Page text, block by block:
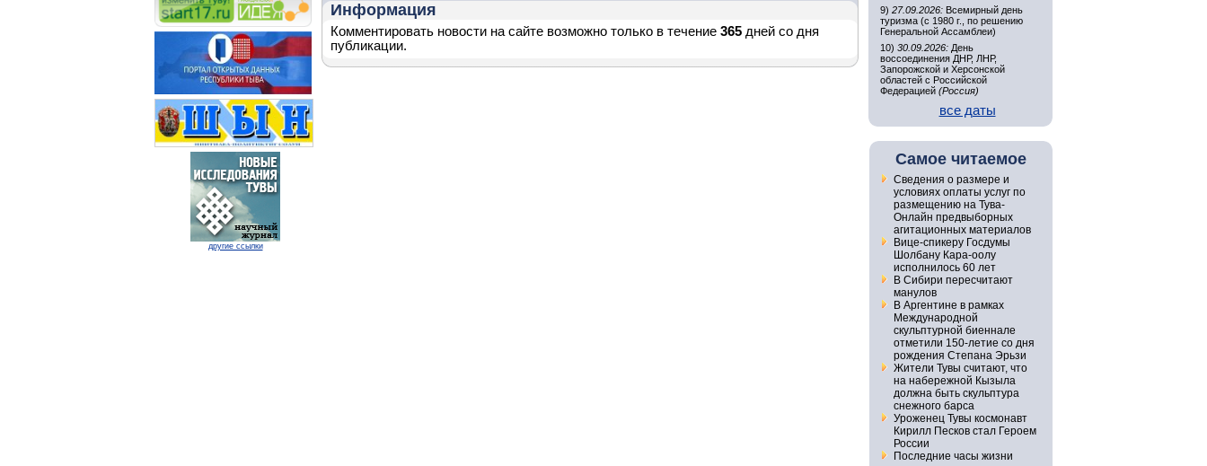
другие ссылки
Информация
Комментировать новости на сайте возможно только в течение 365 дней со дня
публикации.
9) 27.09.2026: Всемирный день
туризма (с 1980 г., по решению
Генеральной Ассамблеи)
10) 30.09.2026: День
воссоединения ДНР, ЛНР,
Запорожской и Херсонской
областей с Российской
Федерацией (Россия)
все даты
Самое читаемое
Сведения о размере и
условиях оплаты услуг по
размещению на Тува-
Онлайн предвыборных
агитационных материалов
Вице-спикеру Госдумы
Шолбану Кара-оолу
исполнилось 60 лет
В Сибири пересчитают
манулов
В Аргентине в рамках
Международной
скульптурной биеннале
отметили 150-летие со дня
рождения Степана Эрьзи
Жители Тувы считают, что
на набережной Кызыла
должна быть скульптура
снежного барса
Уроженец Тувы космонавт
Кирилл Песков стал Героем
России
Последние часы жизни